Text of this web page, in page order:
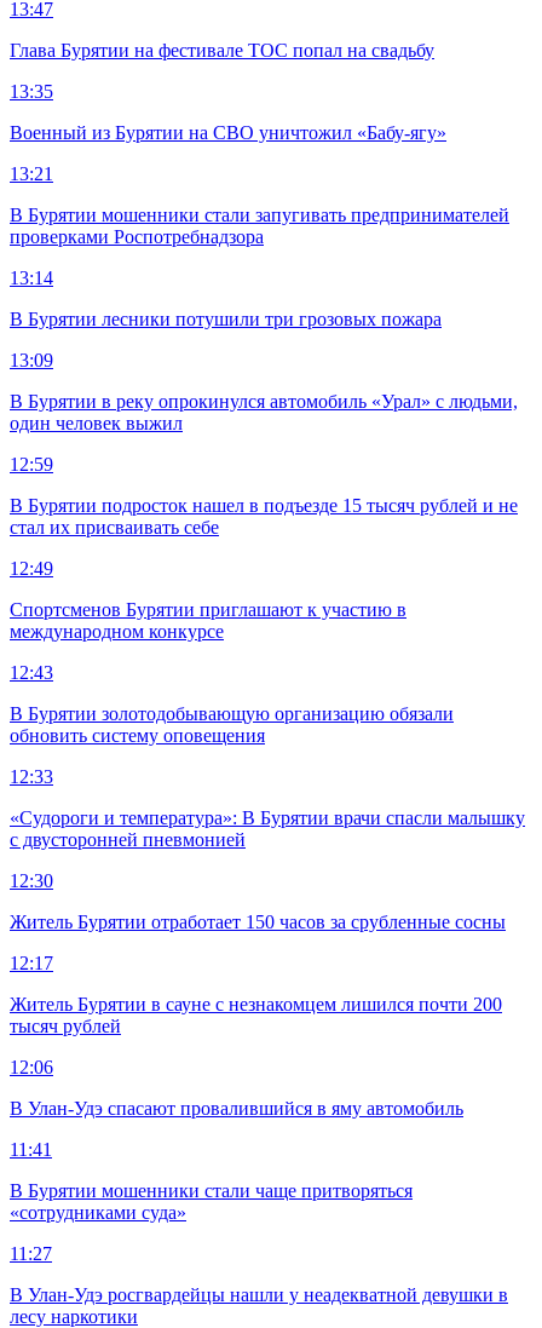
13:47
Глава Бурятии на фестивале ТОС попал на свадьбу
13:35
Военный из Бурятии на СВО уничтожил «Бабу-ягу»
13:21
В Бурятии мошенники стали запугивать предпринимателей
проверками Роспотребнадзора
13:14
В Бурятии лесники потушили три грозовых пожара
13:09
В Бурятии в реку опрокинулся автомобиль «Урал» с людьми,
один человек выжил
12:59
В Бурятии подросток нашел в подъезде 15 тысяч рублей и не
стал их присваивать себе
12:49
Спортсменов Бурятии приглашают к участию в
международном конкурсе
12:43
В Бурятии золотодобывающую организацию обязали
обновить систему оповещения
12:33
«Судороги и температура»: В Бурятии врачи спасли малышку
с двусторонней пневмонией
12:30
Житель Бурятии отработает 150 часов за срубленные сосны
12:17
Житель Бурятии в сауне с незнакомцем лишился почти 200
тысяч рублей
12:06
В Улан-Удэ спасают провалившийся в яму автомобиль
11:41
В Бурятии мошенники стали чаще притворяться
«сотрудниками суда»
11:27
В Улан-Удэ росгвардейцы нашли у неадекватной девушки в
лесу наркотики